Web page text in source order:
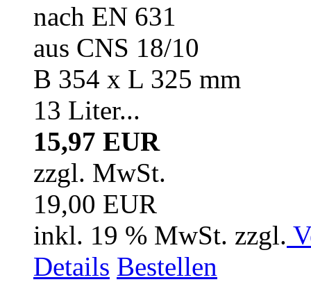
nach EN 631
aus CNS 18/10
B 354 x L 325 mm
13 Liter...
15,97 EUR
zzgl. MwSt.
19,00 EUR
inkl. 19 % MwSt. zzgl.
Details Bestellen